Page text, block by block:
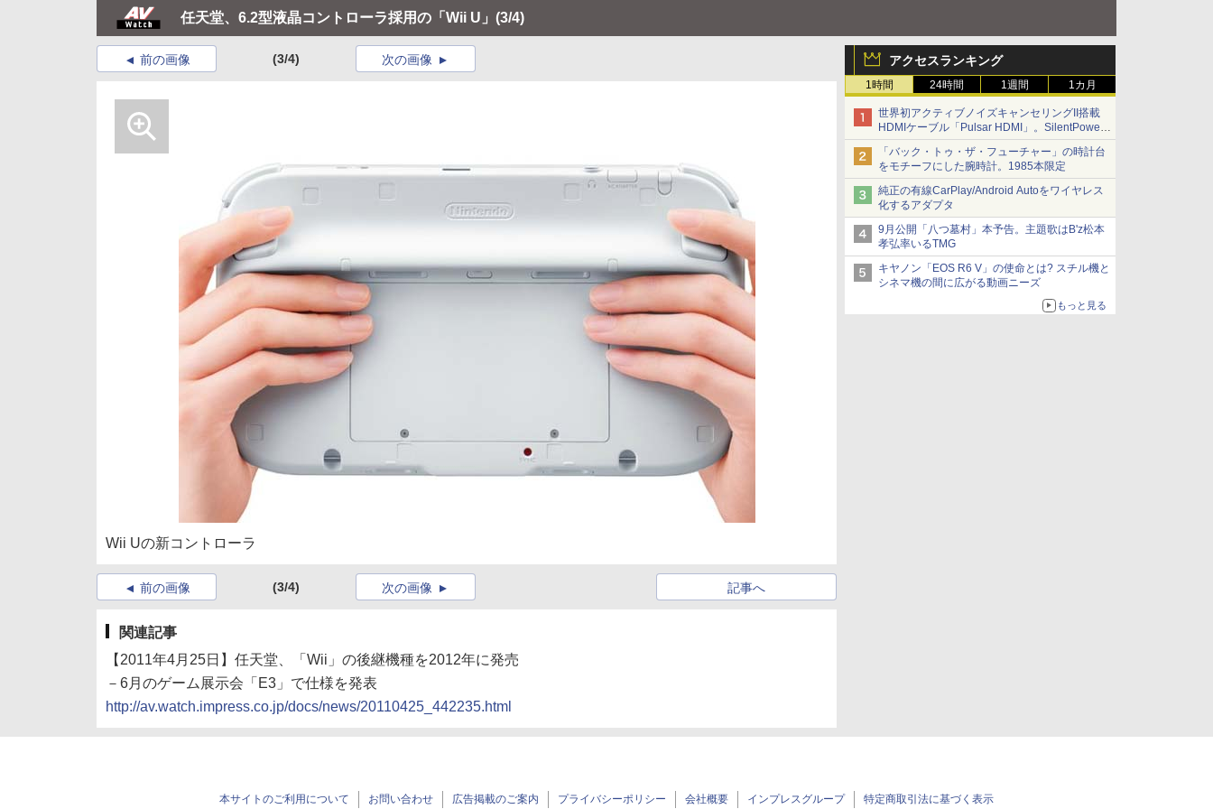
任天堂、6.2型液晶コントローラ採用の「Wii U」 (3/4)
アクセスランキング
1時間 24時間 1週間 1カ月
世界初アクティブノイズキャンセリングII搭載
HDMIケーブル「Pulsar HDMI」。SilentPower
から
「バック・トゥ・ザ・フューチャー」の時計台
をモチーフにした腕時計。1985本限定
純正の有線CarPlay/Android Autoをワイヤレス
化するアダプタ
9月公開「八つ墓村」本予告。主題歌はB'z松本
孝弘率いるTMG
キヤノン「EOS R6 V」の使命とは? スチル機と
シネマ機の間に広がる動画ニーズ
もっと見る
前の画像 (3/4) 次の画像
Wii Uの新コントローラ
前の画像 (3/4) 記事へ
次の画像
関連記事
【2011年4月25日】任天堂、「Wii」の後継機種を2012年に発売
－6月のゲーム展示会「E3」で仕様を発表
http://av.watch.impress.co.jp/docs/news/20110425_442235.html
本サイトのご利用について お問い合わせ 広告掲載のご案内 プライバシーポリシー 会社概要 インプレスグループ 特定商取引法に基づく表示